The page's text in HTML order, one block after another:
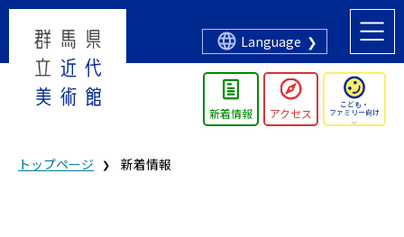
Language
新着情報 アクセス
こども・
ファミリー向け
トップページ 新着情報